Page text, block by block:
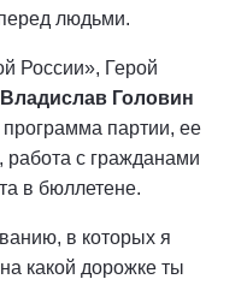
перед людьми.
России», Герой
Владислав Головин
партии, ее
с гражданами
в бюллетене.
в которых я
какой дорожке ты